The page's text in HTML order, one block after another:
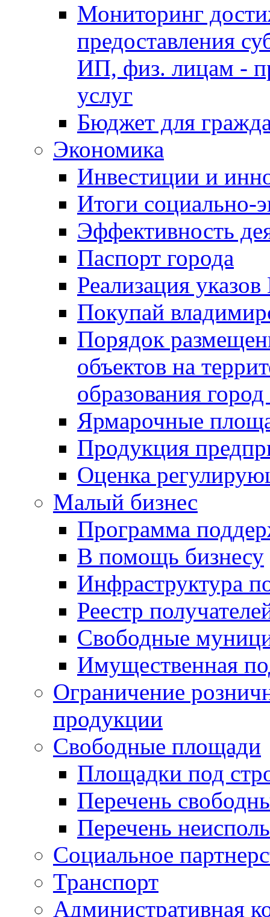
Мониторинг
предоставления
ИП, физ. лицам -
услуг
Бюджет для
Экономика
Инвестиции и
Итоги социально-
Эффективность
Паспорт города
Реализация
Покупай
Порядок
объектов на
образования
Ярмарочные
Продукция
Оценка
Малый бизнес
Программа
В помощь бизнесу
Инфраструктура
Реестр
Свободные
Имущественная
Ограничение
продукции
Свободные площади
Площадки под
Перечень
Перечень
Социальное
Транспорт
Административная